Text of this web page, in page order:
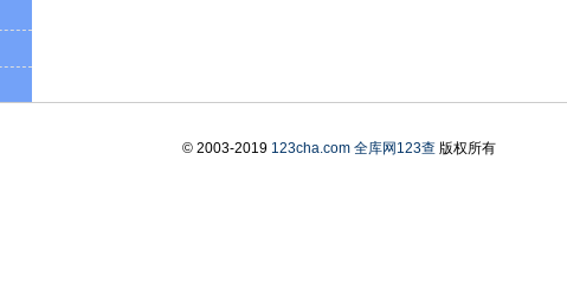
© 2003-2019 123cha.com 全库网123查版权所有